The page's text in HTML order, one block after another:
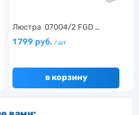
Люстра 07004/2 FGD …
1 799 руб. / шт
в корзину